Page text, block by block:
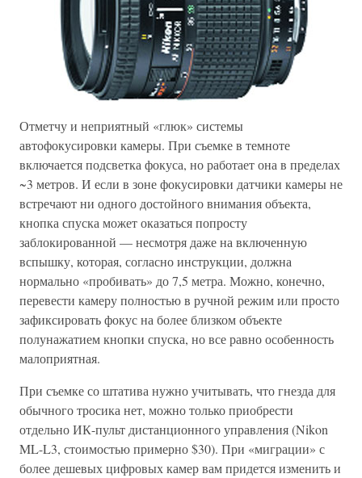
Отметчу и неприятный «глюк» системы
автофокусировки камеры. При съемке в темноте
включается подсветка фокуса, но работает она в пределах
~3 метров. И если в зоне фокусировки датчики камеры не
встречают ни одного достойного внимания объекта,
кнопка спуска может оказаться попросту
заблокированной — несмотря даже на включенную
вспышку, которая, согласно инструкции, должна
нормально «пробивать» до 7,5 метра. Можно, конечно,
перевести камеру полностью в ручной режим или просто
зафиксировать фокус на более близком объекте
полунажатием кнопки спуска, но все равно особенность
малоприятная.
При съемке со штатива нужно учитывать, что гнезда для
обычного тросика нет, можно только приобрести
отдельно ИК-пульт дистанционного управления (Nikon
ML-L3, стоимостью примерно $30). При «миграции» с
более дешевых цифровых камер вам придется изменить и